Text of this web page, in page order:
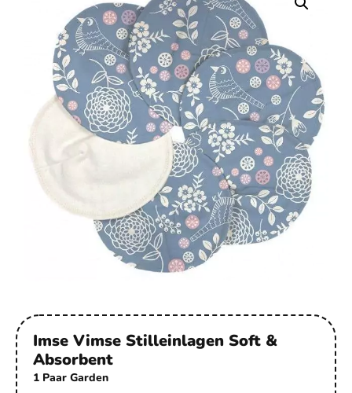
Imse Vimse Stilleinlagen Soft &
Absorbent
1 Paar Garden